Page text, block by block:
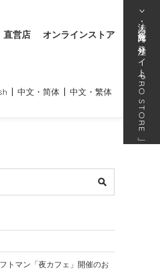
直営店 オンラインストア
中文・简体 中文・繁体
法人･得意先向け発注サイト
PRO STORE
トマン「夜カフェ」開催のお